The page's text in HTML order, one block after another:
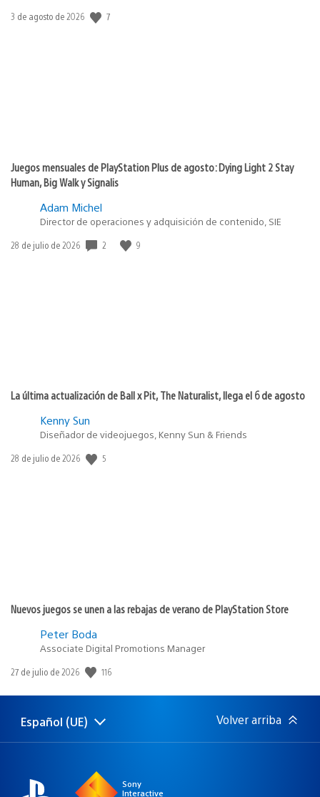
Fecha
3 de agosto de 2026 7
Juegos mensuales de PlayStation Plus de agosto: Dying Light 2 Stay
Human, Big Walk y Signalis
Adam Michel
Director de operaciones y adquisición de contenido, SIE
Fecha
28 de julio de 2026 2 9
La última actualización de Ball x Pit, The Naturalist, llega el 6 de agosto
Kenny Sun
Diseñador de videojuegos, Kenny Sun & Friends
Fecha
28 de julio de 2026 5
Nuevos juegos se unen a las rebajas de verano de PlayStation Store
Peter Boda
Associate Digital Promotions Manager
Fecha
publicación:
27 de julio de 2026 116
Selecciona
una
Región
actual:
Español (UE) Volver arriba
Sony
Interactive